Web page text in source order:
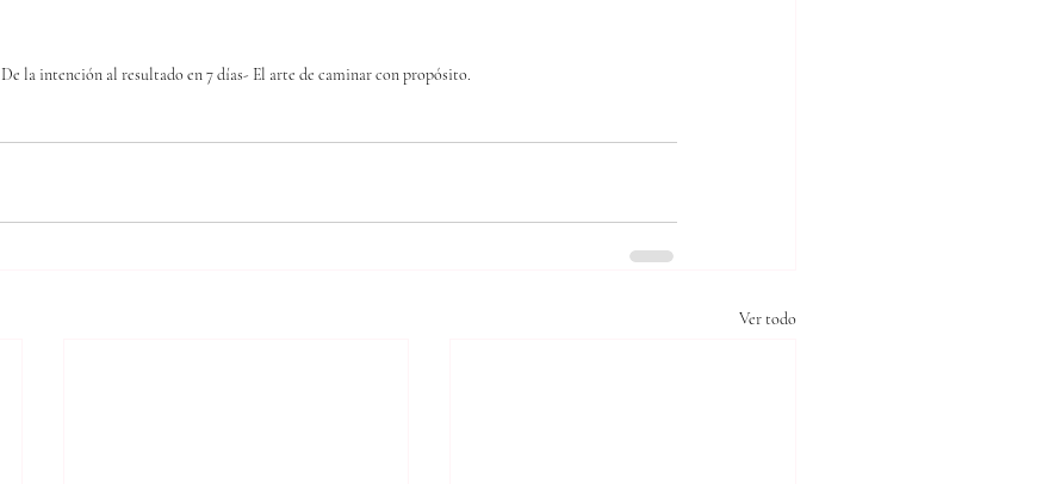
De la intención al resultado en 7 días- El arte de caminar con propósito.
Ver todo